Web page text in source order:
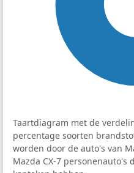
Taartdiagram met de
percentage soorten
worden door de auto's van
Mazda CX-7 personenauto's